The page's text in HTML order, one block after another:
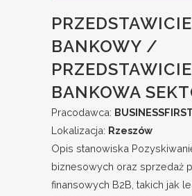
BANKOWY /
BANKOWA
Pracodawca:
Lokalizacja: Rzeszów
Opis stanowiska
biznesowych oraz sprzedaż
finansowych B2B, takich jak